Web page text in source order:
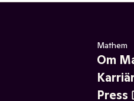
Mathem
Om
Press